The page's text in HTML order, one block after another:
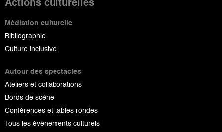
Actions culturelles
Médiation culturelle
Bibliographie
Culture inclusive
Autour des spectacles
Ateliers et collaborations
Bords de scène
Conférences et tables rondes
Tous les événements culturels